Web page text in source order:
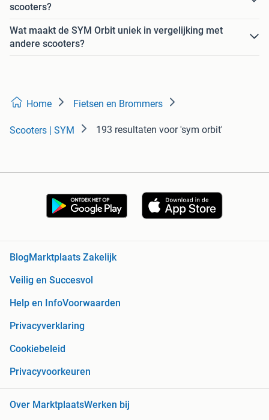
scooters?
Wat maakt de SYM Orbit uniek in vergelijking met
andere scooters?
Home Fietsen en Brommers
Scooters | SYM 193 resultaten voor 'sym orbit'
BlogMarktplaats Zakelijk
Veilig en Succesvol
Help en InfoVoorwaarden
Privacyverklaring
Cookiebeleid
Privacyvoorkeuren
Over MarktplaatsWerken bij